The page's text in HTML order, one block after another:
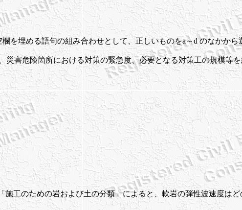
を埋める語句の組み合わせとして、正しいものをa～d のなかから
害危険箇所における対策の緊急度、必要となる対策工の規模等
施工のための岩および土の分類」によると、軟岩の弾性波速度は